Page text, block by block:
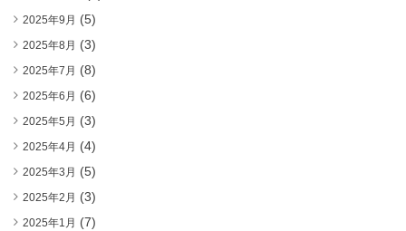
2025年9月 (5)
2025年8月 (3)
2025年7月 (8)
2025年6月 (6)
2025年5月 (3)
2025年4月 (4)
2025年3月 (5)
2025年2月 (3)
2025年1月 (7)